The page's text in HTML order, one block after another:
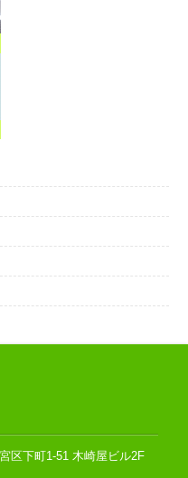
区下町1-51 木崎屋ビル2F